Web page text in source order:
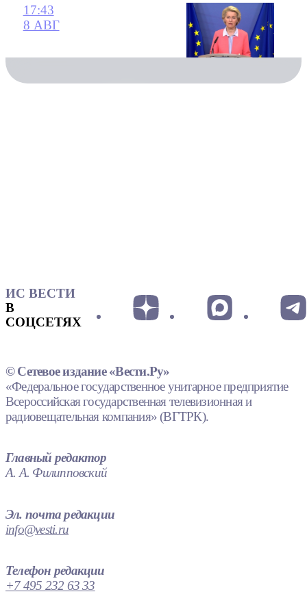
17:43
8 АВГ
ИС ВЕСТИ
В
СОЦСЕТЯХ
© Сетевое издание «Вести.Ру»
«Федеральное государственное унитарное предприятие
Всероссийская государственная телевизионная и
радиовещательная компания» (ВГТРК).
Главный редактор
А. А. Филипповский
Эл. почта редакции
info@vesti.ru
Телефон редакции
+7 495 232 63 33